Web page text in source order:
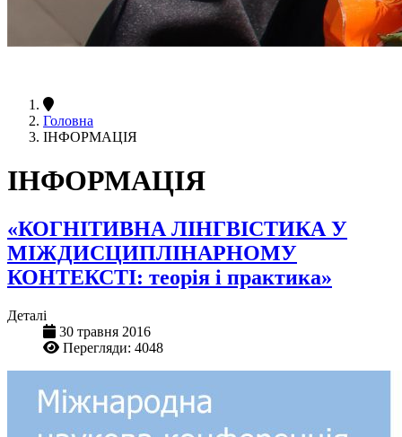
Головна
ІНФОРМАЦІЯ
ІНФОРМАЦІЯ
«КОГНІТИВНА ЛІНГВІСТИКА У
МІЖДИСЦИПЛІНАРНОМУ
КОНТЕКСТІ: теорія і практика»
Деталі
30 травня 2016
Перегляди: 4048